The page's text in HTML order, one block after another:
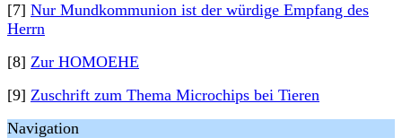
[7] Nur Mundkommunion ist der würdige Empfang des
Herrn
[8] Zur HOMOEHE
[9] Zuschrift zum Thema Microchips bei Tieren
Navigation